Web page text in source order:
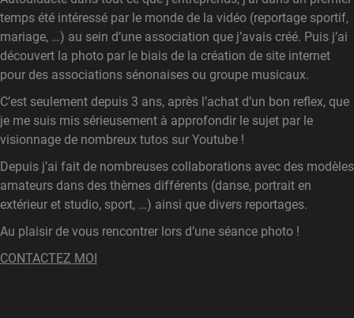
temps été intéressé par le monde de la vidéo (reportage sportif,
mariage, …) au sein d’une association que j’avais créé. Puis j’ai
découvert la photo par le biais de la création de site internet
pour des associations sénonaises ou groupe musicaux.
C’est seulement depuis 3 ans, après l’achat d’un bon reflex, que
je me suis mis sérieusement à approfondir le sujet par le
visionnage de nombreux tutos sur Youtube !
Depuis j’ai fait de nombreuses collaborations avec des modèles
amateurs dans des thèmes différents (danse, portrait en
extérieur et studio, sport, …) ainsi que divers reportages.
Au plaisir de vous rencontrer lors d’une séance photo !
CONTACTEZ MOI